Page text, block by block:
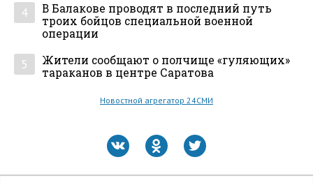
4
В Балакове проводят в последний путь
троих бойцов специальной военной
операции
5
Жители сообщают о полчище «гуляющих»
тараканов в центре Саратова
Новостной агрегатор 24СМИ